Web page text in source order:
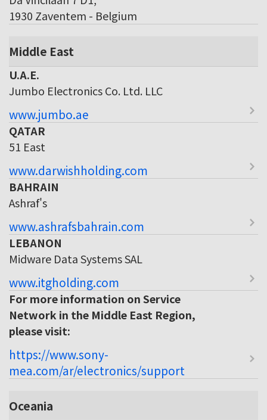
1930 Zaventem - Belgium
Middle East
U.A.E.
Jumbo Electronics Co. Ltd. LLC
www.jumbo.ae
QATAR
51 East
www.darwishholding.com
BAHRAIN
Ashraf's
www.ashrafsbahrain.com
LEBANON
Midware Data Systems SAL
www.itgholding.com
For more information on Service
Network in the Middle East Region,
please visit:
https://www.sony-
mea.com/ar/electronics/support
Oceania